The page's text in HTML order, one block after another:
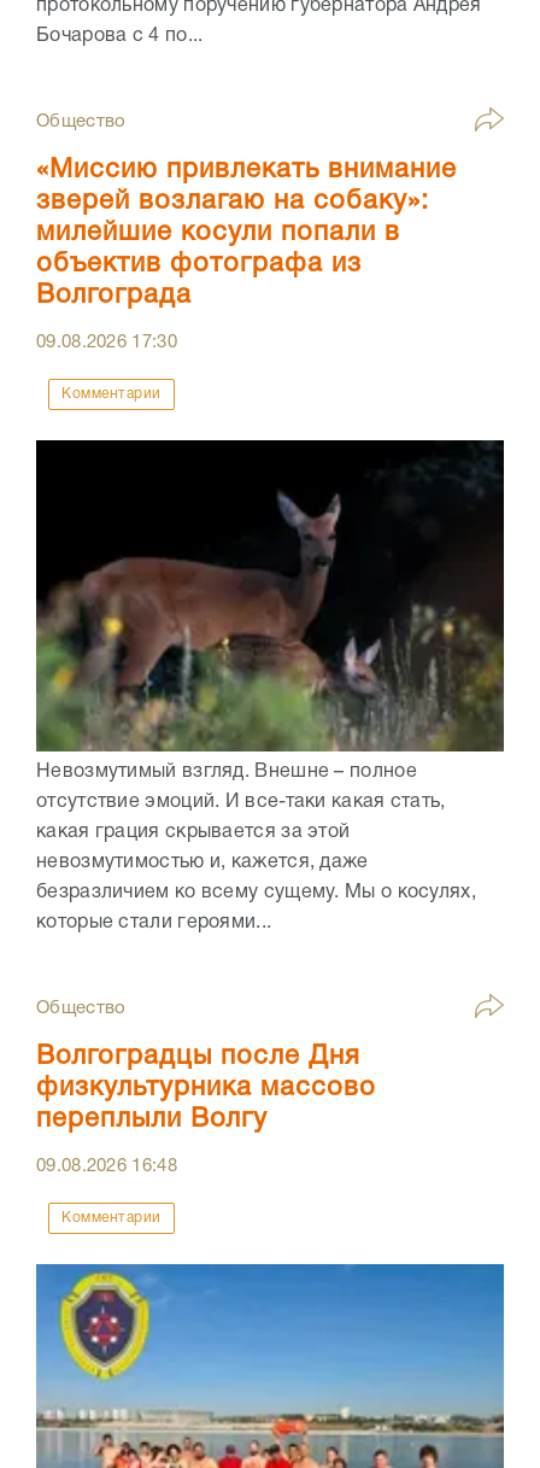
протокольному поручению губернатора Андрея
Бочарова с 4 по...
Общество
«Миссию привлекать внимание
зверей возлагаю на собаку»:
милейшие косули попали в
объектив фотографа из
Волгограда
09.08.2026 17:30
Комментарии
Невозмутимый взгляд. Внешне – полное
отсутствие эмоций. И все-таки какая стать,
какая грация скрывается за этой
невозмутимостью и, кажется, даже
безразличием ко всему сущему. Мы о косулях,
которые стали героями...
Общество
Волгоградцы после Дня
физкультурника массово
переплыли Волгу
09.08.2026 16:48
Комментарии